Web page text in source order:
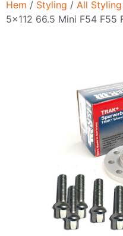
Hem / Styling / All Styling
5×112 66.5 Mini F54 F55